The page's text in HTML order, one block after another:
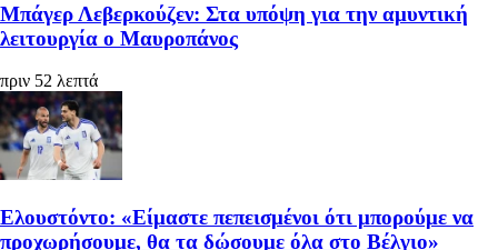
Μπάγερ Λεβερκούζεν: Στα υπόψη για την αμυντική
λειτουργία ο Μαυροπάνος
πριν 52 λεπτά
Ελουστόντο: «Είμαστε πεπεισμένοι ότι μπορούμε να
προχωρήσουμε, θα τα δώσουμε όλα στο Βέλγιο»